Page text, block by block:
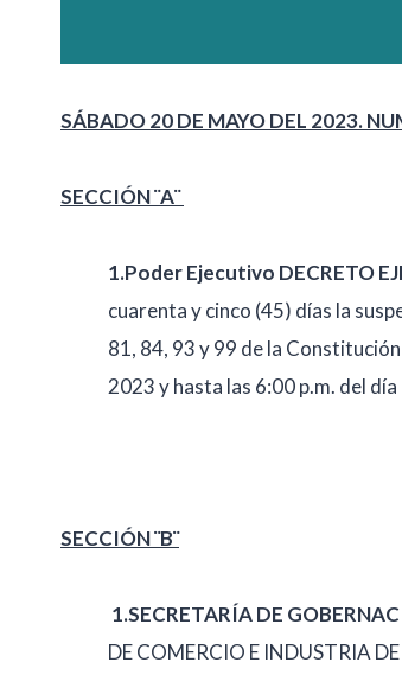
SÁBADO 20 DE MAYO DEL 2023.
SECCIÓN ¨A¨
1.Poder Ejecutivo DECRETO
cuarenta y cinco (45) días la
81, 84, 93 y 99 de la
2023 y hasta las 6:00 p.m. del
SECCIÓN ¨B¨
1.SECRETARÍA DE
DE COMERCIO E INDUSTRIA